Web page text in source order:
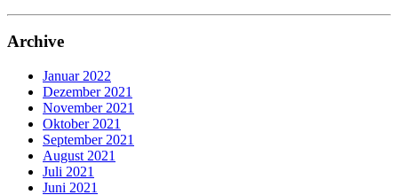
Archive
Januar 2022
Dezember 2021
November 2021
Oktober 2021
September 2021
August 2021
Juli 2021
Juni 2021